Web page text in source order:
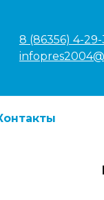
8 (86356) 4-29-